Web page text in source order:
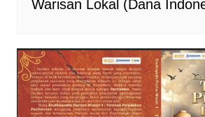
Warisan Lokal (Dana